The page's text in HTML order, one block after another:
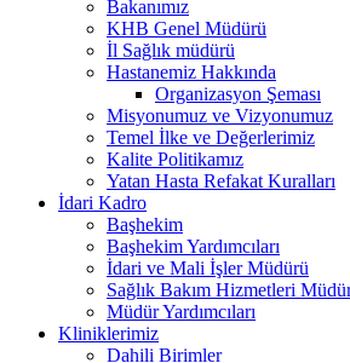
Bakanımız
KHB Genel Müdürü
İl Sağlık müdürü
Hastanemiz Hakkında
Organizasyon Şeması
Misyonumuz ve Vizyonumuz
Temel İlke ve Değerlerimiz
Kalite Politikamız
Yatan Hasta Refakat Kuralları
İdari Kadro
Başhekim
Başhekim Yardımcıları
İdari ve Mali İşler Müdürü
Sağlık Bakım Hizmetleri
Müdür Yardımcıları
Kliniklerimiz
Dahili Birimler